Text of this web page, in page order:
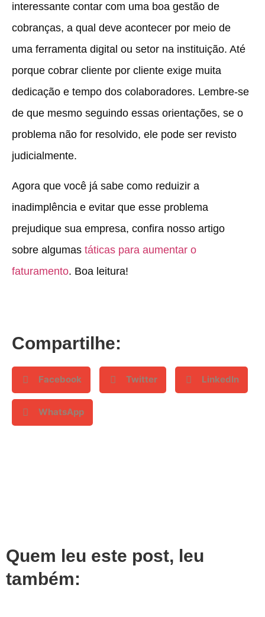
interessante contar com uma boa gestão de
cobranças, a qual deve acontecer por meio de
uma ferramenta digital ou setor na instituição. Até
porque cobrar cliente por cliente exige muita
dedicação e tempo dos colaboradores. Lembre-se
de que mesmo seguindo essas orientações, se o
problema não for resolvido, ele pode ser revisto
judicialmente.
Agora que você já sabe como reduizir a
inadimplência e evitar que esse problema
prejudique sua empresa, confira nosso artigo
sobre algumas táticas para aumentar o
faturamento. Boa leitura!
Compartilhe:
Facebook Twitter LinkedIn
WhatsApp
Quem leu este post, leu
também: